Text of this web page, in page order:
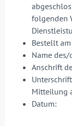
folgenden
Bestellt
Name des/
Anschrift
Mitteilung
Datum: